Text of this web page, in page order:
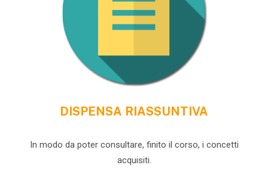
DISPENSA RIASSUNTIVA
In modo da poter consultare, finito il corso, i concetti
acquisiti.